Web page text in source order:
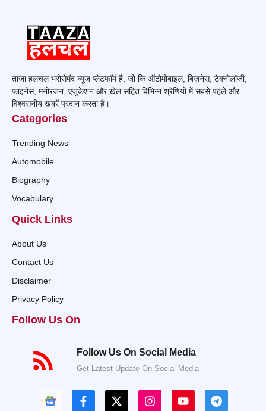
ताज़ा हलचल भरोसेमंद न्यूज़ प्लेटफॉर्म है, जो कि ऑटोमोबाइल, बिज़नेस, टेक्नोलॉजी,
फाइनेंस, मनोरंजन, एजुकेशन और खेल सहित विभिन्न श्रेणियों में सबसे पहले और
विश्वसनीय खबरें प्रदान करता है।
Categories
Trending News
Automobile
Biography
Vocabulary
Quick Links
About Us
Contact Us
Disclaimer
Privacy Policy
Follow Us On
Follow Us On Social Media
Get Latest Update On Social Media